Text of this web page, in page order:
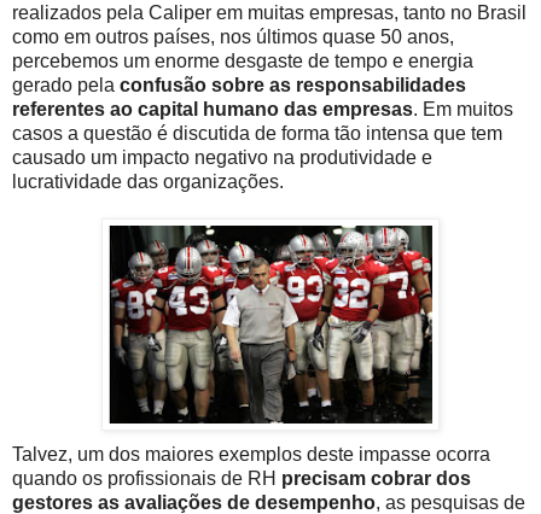
realizados pela Caliper em muitas empresas, tanto no Brasil
como em outros países, nos últimos quase 50 anos,
percebemos um enorme desgaste de tempo e energia
gerado pela confusão sobre as responsabilidades
referentes ao capital humano das empresas. Em muitos
casos a questão é discutida de forma tão intensa que tem
causado um impacto negativo na produtividade e
lucratividade das organizações.
Talvez, um dos maiores exemplos deste impasse ocorra
quando os profissionais de RH precisam cobrar dos
gestores as avaliações de desempenho, as pesquisas de